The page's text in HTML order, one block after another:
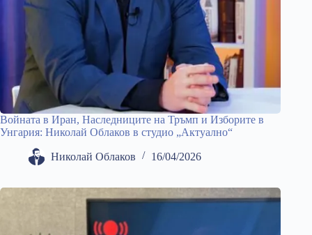
Войната в Иран, Наследниците на Тръмп и Изборите в
Унгария: Николай Облаков в студио „Актуално“
Николай Облаков 16/04/2026